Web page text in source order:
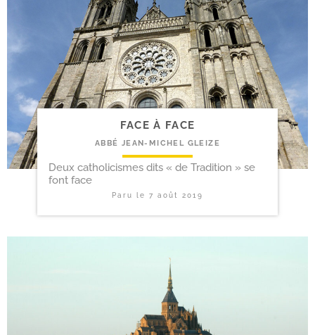
FACE À FACE
ABBÉ JEAN-MICHEL GLEIZE
Deux catholicismes dits « de Tradition » se
font face
Paru le 7 août 2019